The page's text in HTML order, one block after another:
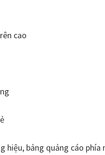
cao
hiệu, bảng quảng cáo phía